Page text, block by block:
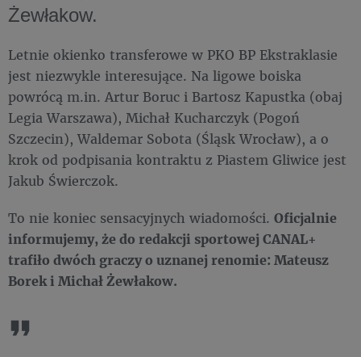
Żewłakow.
Letnie okienko transferowe w PKO BP Ekstraklasie
jest niezwykle interesujące. Na ligowe boiska
powrócą m.in. Artur Boruc i Bartosz Kapustka (obaj
Legia Warszawa), Michał Kucharczyk (Pogoń
Szczecin), Waldemar Sobota (Śląsk Wrocław), a o
krok od podpisania kontraktu z Piastem Gliwice jest
Jakub Świerczok.
To nie koniec sensacyjnych wiadomości. Oficjalnie
informujemy, że do redakcji sportowej CANAL+
trafiło dwóch graczy o uznanej renomie: Mateusz
Borek i Michał Żewłakow.